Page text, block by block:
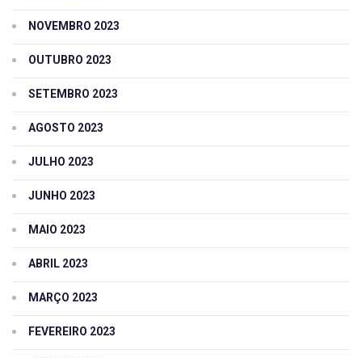
NOVEMBRO 2023
OUTUBRO 2023
SETEMBRO 2023
AGOSTO 2023
JULHO 2023
JUNHO 2023
MAIO 2023
ABRIL 2023
MARÇO 2023
FEVEREIRO 2023